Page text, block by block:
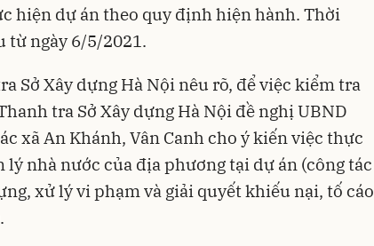
hiện dự án theo quy định hiện hành. Thời
từ ngày 6/5/2021.
Sở Xây dựng Hà Nội nêu rõ, để việc kiểm tra
tra Sở Xây dựng Hà Nội đề nghị UBND
xã An Khánh, Vân Canh cho ý kiến việc thực
lý nhà nước của địa phương tại dự án (công tác
xử lý vi phạm và giải quyết khiếu nại, tố cáo